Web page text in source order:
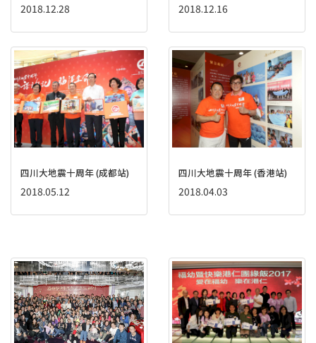
2018.12.28 2018.12.16
四川大地震十周年 (成都站)
2018.05.12
四川大地震十周年 (香港站)
2018.04.03